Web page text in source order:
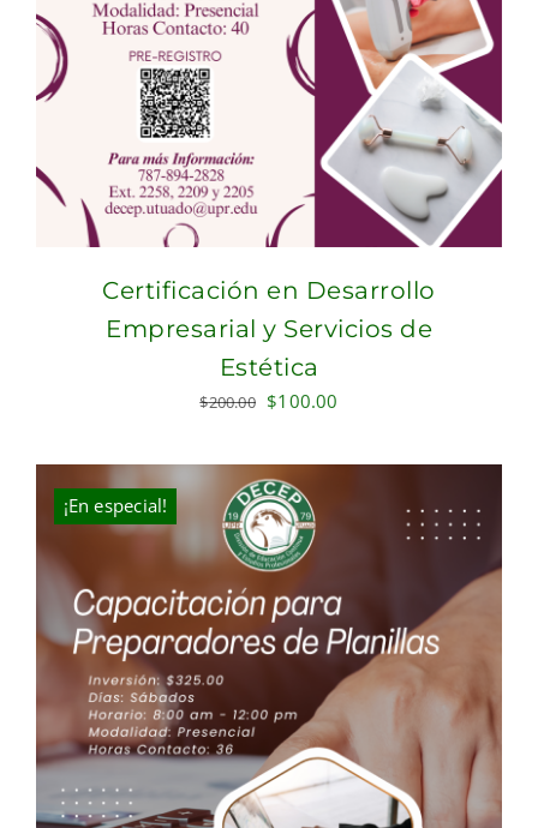
Certificación en Desarrollo
Empresarial y Servicios de
Estética
$200.00 Original
was:
$200.00.
$100.00
is:
¡En especial!